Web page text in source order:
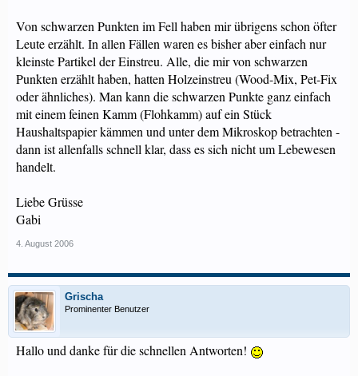
Von schwarzen Punkten im Fell haben mir übrigens schon öfter
Leute erzählt. In allen Fällen waren es bisher aber einfach nur
kleinste Partikel der Einstreu. Alle, die mir von schwarzen
Punkten erzählt haben, hatten Holzeinstreu (Wood-Mix, Pet-Fix
oder ähnliches). Man kann die schwarzen Punkte ganz einfach
mit einem feinen Kamm (Flohkamm) auf ein Stück
Haushaltspapier kämmen und unter dem Mikroskop betrachten -
dann ist allenfalls schnell klar, dass es sich nicht um Lebewesen
handelt.
Liebe Grüsse
Gabi
4. August 2006
Grischa
Prominenter Benutzer
Hallo und danke für die schnellen Antworten!